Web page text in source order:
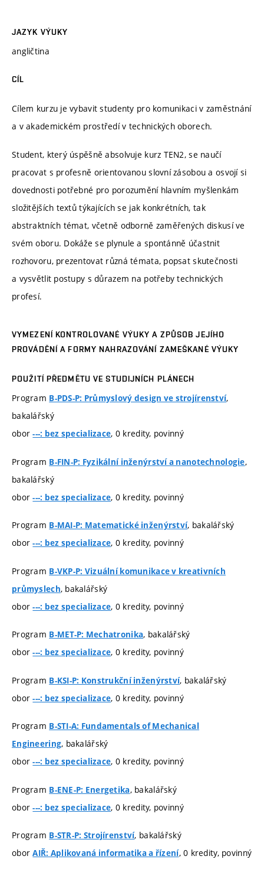
JAZYK VÝUKY
angličtina
CÍL
Cílem kurzu je vybavit studenty pro komunikaci v zaměstnání
a v akademickém prostředí v technických oborech.
Student, který úspěšně absolvuje kurz TEN2, se naučí
pracovat s profesně orientovanou slovní zásobou a osvojí si
dovednosti potřebné pro porozumění hlavním myšlenkám
složitějších textů týkajících se jak konkrétních, tak
abstraktních témat, včetně odborně zaměřených diskusí ve
svém oboru. Dokáže se plynule a spontánně účastnit
rozhovoru, prezentovat různá témata, popsat skutečnosti
a vysvětlit postupy s důrazem na potřeby technických
profesí.
VYMEZENÍ KONTROLOVANÉ VÝUKY A ZPŮSOB JEJÍHO
PROVÁDĚNÍ A FORMY NAHRAZOVÁNÍ ZAMEŠKANÉ VÝUKY
POUŽITÍ PŘEDMĚTU VE STUDIJNÍCH PLÁNECH
Program B-PDS-P: Průmyslový design ve strojírenství,
bakalářský
obor---: bez specializace, 0 kredity, povinný
Program B-FIN-P: Fyzikální inženýrství a nanotechnologie,
bakalářský
obor---: bez specializace, 0 kredity, povinný
Program B-MAI-P: Matematické inženýrství, bakalářský
obor---: bez specializace, 0 kredity, povinný
Program B-VKP-P: Vizuální komunikace v kreativních
průmyslech, bakalářský
obor---: bez specializace, 0 kredity, povinný
Program B-MET-P: Mechatronika, bakalářský
obor---: bez specializace, 0 kredity, povinný
Program B-KSI-P: Konstrukční inženýrství, bakalářský
obor---: bez specializace, 0 kredity, povinný
Program B-STI-A: Fundamentals of Mechanical
Engineering, bakalářský
obor---: bez specializace, 0 kredity, povinný
Program B-ENE-P: Energetika, bakalářský
obor---: bez specializace, 0 kredity, povinný
Program B-STR-P: Strojírenství, bakalářský
oborAIŘ: Aplikovaná informatika a řízení, 0 kredity, povinný